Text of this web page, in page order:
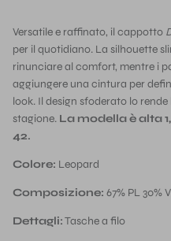
Versatile e raffinato, il cappotto
per il quotidiano. La silhouette
rinunciare al comfort, mentre i
aggiungere una cintura per
look. Il design sfoderato lo
stagione. La modella è alta
42.
Colore: Leopard
Composizione: 67% PL 30%
Dettagli:Tasche a filo